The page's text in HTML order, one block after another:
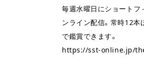
毎週水曜日にショートフ
ンライン配信。常時12本
で鑑賞できます。
https://sst-online.jp/